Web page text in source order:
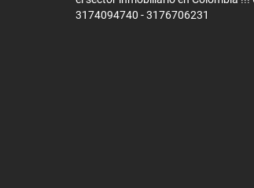
3174094740 - 3176706231